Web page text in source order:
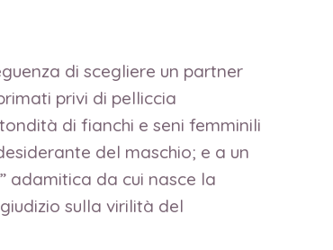
di scegliere un partner
privi di pelliccia
di fianchi e seni femminili
del maschio; e a un
adamitica da cui nasce la
sulla virilità del